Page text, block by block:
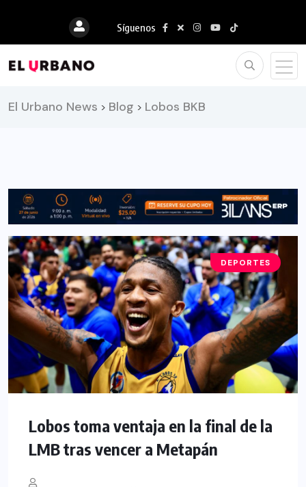
Síguenos
El Urbano News > Blog > Lobos BKB
DEPORTES
Lobos toma ventaja en la final de la
LMB tras vencer a Metapán